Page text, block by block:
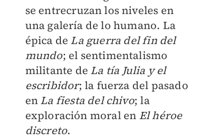
se entrecruzan los niveles en
una galería de lo humano. La
épica de La guerra del fin del
mundo; el sentimentalismo
militante de La tía Julia y el
escribidor; la fuerza del pasado
en La fiesta del chivo; la
exploración moral en El héroe
discreto.